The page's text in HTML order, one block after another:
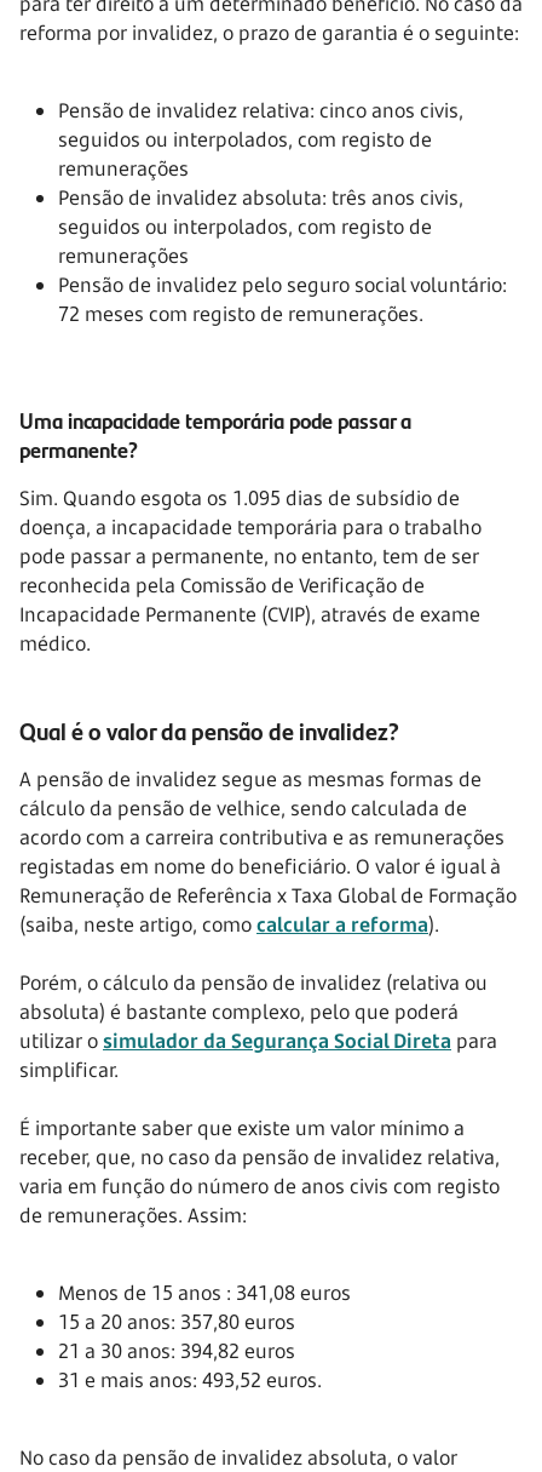
reforma por invalidez, o prazo de garantia é o seguinte:
Pensão de invalidez relativa: cinco anos civis,
seguidos ou interpolados, com registo de
remunerações
Pensão de invalidez absoluta: três anos civis,
seguidos ou interpolados, com registo de
remunerações
Pensão de invalidez pelo seguro social voluntário:
72 meses com registo de remunerações.
Uma incapacidade temporária pode passar a
permanente?
Sim. Quando esgota os 1.095 dias de subsídio de
doença, a incapacidade temporária para o trabalho
pode passar a permanente, no entanto, tem de ser
reconhecida pela Comissão de Verificação de
Incapacidade Permanente (CVIP), através de exame
médico.
Qual é o valor da pensão de invalidez?
A pensão de invalidez segue as mesmas formas de
cálculo da pensão de velhice, sendo calculada de
acordo com a carreira contributiva e as remunerações
registadas em nome do beneficiário. O valor é igual à
Remuneração de Referência x Taxa Global de Formação
(saiba, neste artigo, comocalcular a reforma).
Porém, o cálculo da pensão de invalidez (relativa ou
absoluta) é bastante complexo, pelo que poderá
utilizar osimulador da Segurança Social Direta para
simplificar.
É importante saber que existe um valor mínimo a
receber, que, no caso da pensão de invalidez relativa,
varia em função do número de anos civis com registo
de remunerações. Assim:
Menos de 15 anos : 341,08 euros
15 a 20 anos: 357,80 euros
21 a 30 anos: 394,82 euros
31 e mais anos: 493,52 euros.
No caso da pensão de invalidez absoluta, o valor